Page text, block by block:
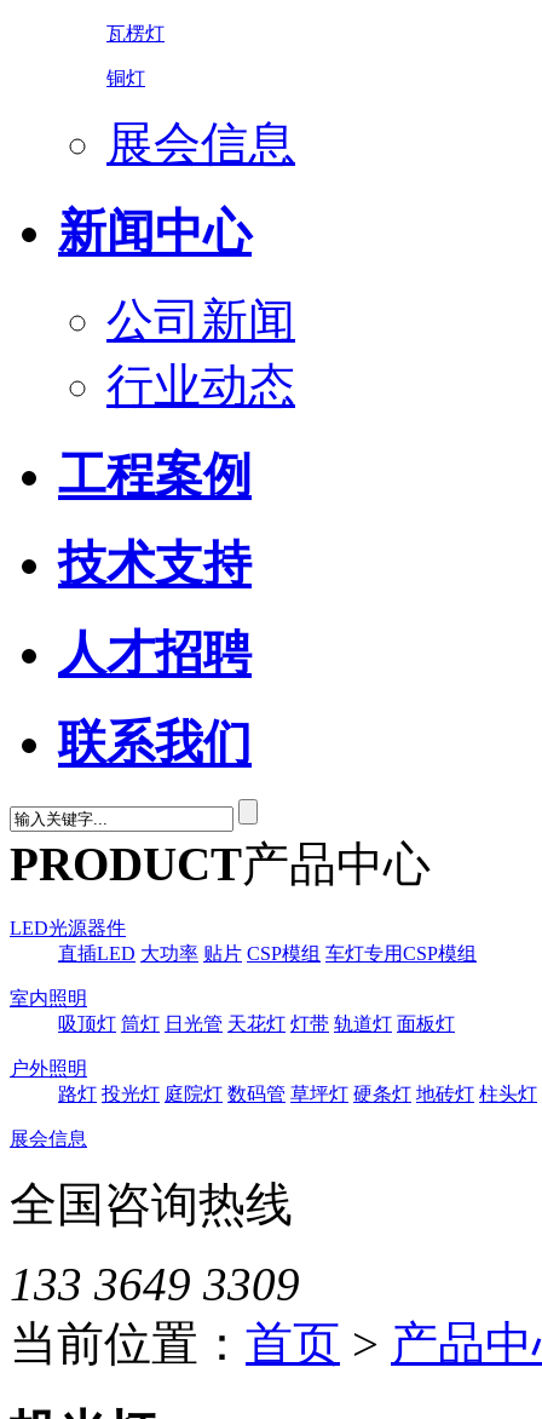
瓦楞灯
铜灯
展会信息
新闻中心
公司新闻
行业动态
工程案例
技术支持
人才招聘
联系我们
PRODUCT产品中心
LED光源器件
直插LED 大功率 贴片 CSP模组 车灯专用CSP模组
室内照明
吸顶灯 筒灯 日光管 天花灯 灯带 轨道灯 面板灯
户外照明
路灯 投光灯 庭院灯 数码管 草坪灯 硬条灯 地砖灯 柱头灯
展会信息
全国咨询热线
133 3649 3309
当前位置： 首页 > 产品